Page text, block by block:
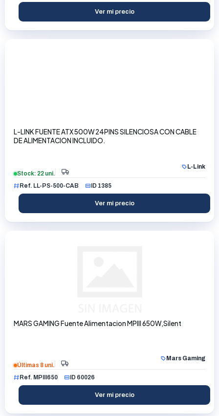
Ver mi precio
L-LINK FUENTE ATX 500W 24PINS SILENCIOSA CON CABLE
DE ALIMENTACION INCLUIDO.
L-Link
Stock: 22 uni.
Ref. LL-PS-500-CAB
ID 1385
Ver mi precio
MARS GAMING Fuente Alimentacion MPIII 650W,Silent
Mars Gaming
Últimas 8 uni.
Ref. MPIII650
ID 60026
Ver mi precio